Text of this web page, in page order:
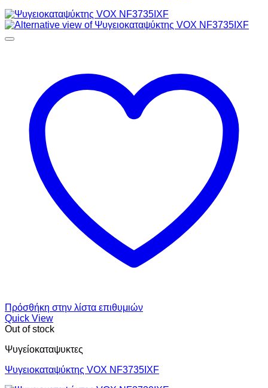
Πρόσθήκη στην λίστα επιθυμιών
Quick View
Out of stock
Ψυγείοκαταψυκτες
Ψυγειοκαταψύκτης VOX NF3735IXF